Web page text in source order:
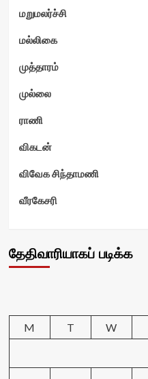
மறுமலர்ச்சி
மல்லிகை
முத்தாரம்
முல்லை
ராணி
விகடன்
விவேக சிந்தாமணி
வீரகேசரி
தேதிவாரியாகப் படிக்க
M
T W